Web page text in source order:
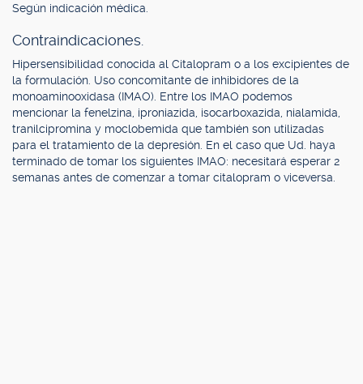
Según indicación médica.
Contraindicaciones.
Hipersensibilidad conocida al Citalopram o a los excipientes de
la formulación. Uso concomitante de inhibidores de la
monoaminooxidasa (IMAO). Entre los IMAO podemos
mencionar la fenelzina, iproniazida, isocarboxazida, nialamida,
tranilcipromina y moclobemida que también son utilizadas
para el tratamiento de la depresión. En el caso que Ud. haya
terminado de tomar los siguientes IMAO: necesitará esperar 2
semanas antes de comenzar a tomar citalopram o viceversa.